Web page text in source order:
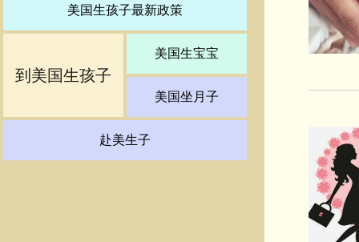
美国生孩子最新政策
到美国生孩子
美国生宝宝
美国坐月子
赴美生子